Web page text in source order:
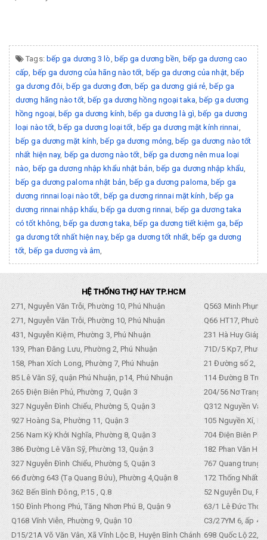
Tags: bếp ga dương 3 lò bếp ga dương bền
bếp ga dương cao
cấp
bếp ga dương của hãng nào tốt bếp ga dương của nhật, bếp
ga dương đôi bếp ga dương đơn bếp ga dương giá rẻ bếp ga
dương hãng nào tốt, bếp ga dương hồng ngoại taka bếp ga dương
hồng ngoại bếp ga dương kính bếp ga dương là gì bếp ga dương
loại nào tốt bếp ga dương loại tốt bếp ga dương mặt kính rinnai
bếp ga dương mặt kính bếp ga dương mỏng bếp ga dương nào tốt
nhất hiện nay, bếp ga dương nào tốt bếp ga dương nên mua loại
nào
bếp ga dương nhập khẩu nhật bản bếp ga dương nhập khẩu
bếp ga dương paloma nhật bản bếp ga dương paloma bếp ga
dương rinnai loại nào tốt bếp ga dương rinnai mặt kính
bếp ga
dương rinnai nhập khẩu bếp ga dương rinnai bếp ga dương taka
có tốt không bếp ga dương taka bếp ga dương tiết kiệm ga bếp
ga dương tốt nhất hiện nay, bếp ga dương tốt nhất, bếp ga dương
tốt bếp ga dương và âm
HỆ THỐNG THỢ HAY TP.HCM
271, Nguyễn Văn Trỗi, Phường 10, Phú Nhuận
Q563 Minh
271, Nguyễn Văn Trỗi, Phường 10, Phú Nhuận
Q66 HT17,
431, Nguyễn Kiệm, Phường 3, Phú Nhuận
231 Hà Huy Giáp,
139, Phan Đăng Lưu, Phường 2, Phú Nhuận
71D/5 Kp7,
158, Phan Xích Long, Phường 7, Phú Nhuận
21 Đường số 2,
85 Lê Văn Sỹ, quận Phú Nhuận, p14, Phú Nhuận
114 Đường B
265 Điện Biên Phủ, Phường 7, Quận 3
204/56 Nơ Trang
327 Nguyễn Đình Chiểu, Phường 5, Quận 3
Q312 Nguyền
927 Hoàng Sa, Phường 11, Quận 3
105 Nguyền Xí,
256 Nam Kỳ Khởi Nghĩa, Phường 8, Quận 3
704 Điện Biên
386 Đường Lê Văn Sỹ, Phường 13, Quận 3
182 Phan Văn
327 Nguyễn Đình Chiểu, Phường 5, Quận 3
767 Quang trung,
66 đường 643 (Tạ Quang Bửu), Phường 4,Quận 8
172 Thống Nhất.
362 Bến Bình Đông, P.15 , Q.8
52 Nguyễn Du,
150 Đình Phong Phú, Tăng Nhơn Phú B, Quận 9
63/1 Lê Đức Thọ,
Q168 Vĩnh Viễn, Phường 9, Quận 10
C3/27YM 6, ấp 4,
D15/21A Võ Văn Vân, Xã Vĩnh Lộc B, Huyện Bình Chánh 698 Quốc Lộ 22,